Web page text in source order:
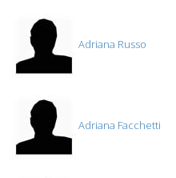
Adriana Russo
Adriana Facchetti